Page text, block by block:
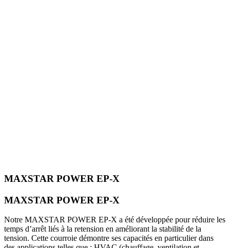
MAXSTAR POWER EP-X
MAXSTAR POWER EP-X
Notre MAXSTAR POWER EP-X a été développée pour réduire les
temps d’arrêt liés à la retension en améliorant la stabilité de la
tension. Cette courroie démontre ses capacités en particulier dans